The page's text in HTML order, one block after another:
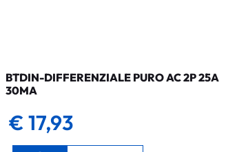
BTDIN-DIFFERENZIALE PURO AC 2P 25A
30MA
€ 17,93